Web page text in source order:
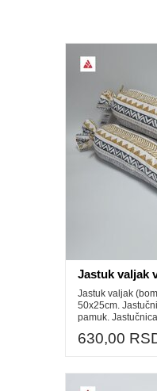
Jastuk valjak
Jastuk valjak
50x25cm.
pamuk.
630,00